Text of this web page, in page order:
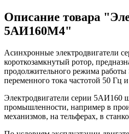
Описание товара
5АИ160М4"
Асинхронные электродвигатели
короткозамкнутый ротор,
продолжительного режима
переменного тока частотой 50 Гц
Электродвигатели серии 5АИ160
промышленности, например в
механизмов, на тельферах, в